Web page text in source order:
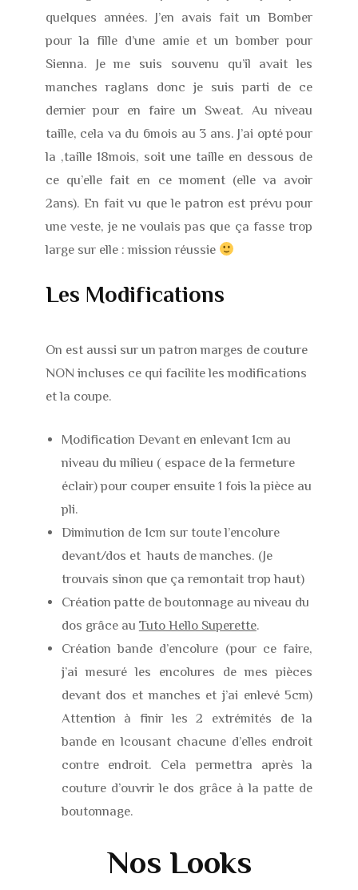
quelques années. J’en avais fait un Bomber
pour la fille d’une amie et un bomber pour
Sienna. Je me suis souvenu qu’il avait les
manches raglans donc je suis parti de ce
dernier pour en faire un Sweat. Au niveau
taille, cela va du 6mois au 3 ans. J’ai opté pour
la ,taille 18mois, soit une taille en dessous de
ce qu’elle fait en ce moment (elle va avoir
2ans). En fait vu que le patron est prévu pour
une veste, je ne voulais pas que ça fasse trop
large sur elle : mission réussie
Les Modifications
On est aussi sur un patron marges de couture
NON incluses ce qui facilite les modifications
et la coupe.
Modification Devant en enlevant 1cm au
niveau du milieu ( espace de la fermeture
éclair) pour couper ensuite 1 fois la pièce au
pli.
Diminution de 1cm sur toute l’encolure
devant/dos et hauts de manches. (Je
trouvais sinon que ça remontait trop haut)
Création patte de boutonnage au niveau du
dos grâce au Tuto Hello Superette.
Création bande d’encolure (pour ce faire,
j’ai mesuré les encolures de mes pièces
devant dos et manches et j’ai enlevé 5cm)
Attention à finir les 2 extrémités de la
bande en lcousant chacune d’elles endroit
contre endroit. Cela permettra après la
couture d’ouvrir le dos grâce à la patte de
boutonnage.
Nos Looks